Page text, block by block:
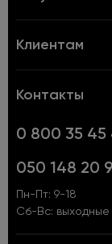
Клиентам
Контакты
0 800 35 45
050 148 20
Пн-Пт: 9-18
Сб-Вс: выходные